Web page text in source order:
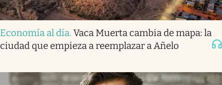
Economía al día. Vaca Muerta cambia de mapa: la
ciudad que empieza a reemplazar a Añelo